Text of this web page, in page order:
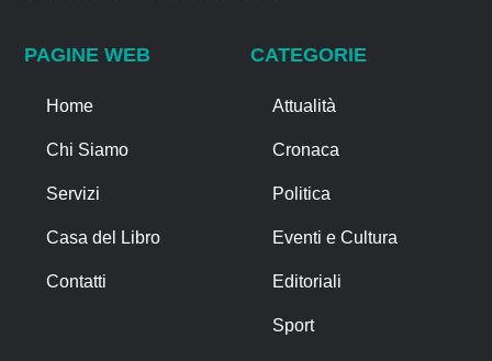
PAGINE WEB
Home
Chi Siamo
Servizi
Casa del Libro
Contatti
CATEGORIE
Attualità
Cronaca
Politica
Eventi e Cultura
Editoriali
Sport